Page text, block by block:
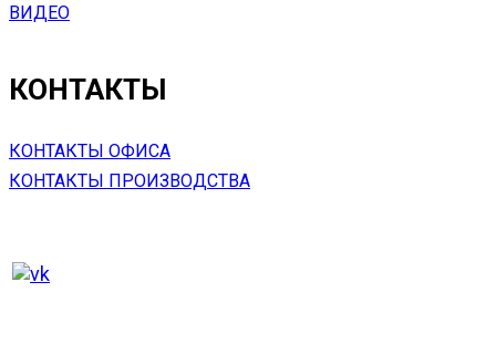
ВИДЕО
КОНТАКТЫ
КОНТАКТЫ ОФИСА
КОНТАКТЫ ПРОИЗВОДСТВА